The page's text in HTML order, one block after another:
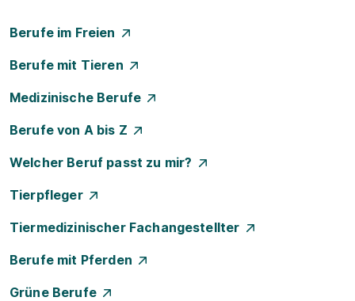
Berufe im Freien
Berufe mit Tieren
Medizinische Berufe
Berufe von A bis Z
Welcher Beruf passt zu mir?
Tierpfleger
Tiermedizinischer Fachangestellter
Berufe mit Pferden
Grüne Berufe